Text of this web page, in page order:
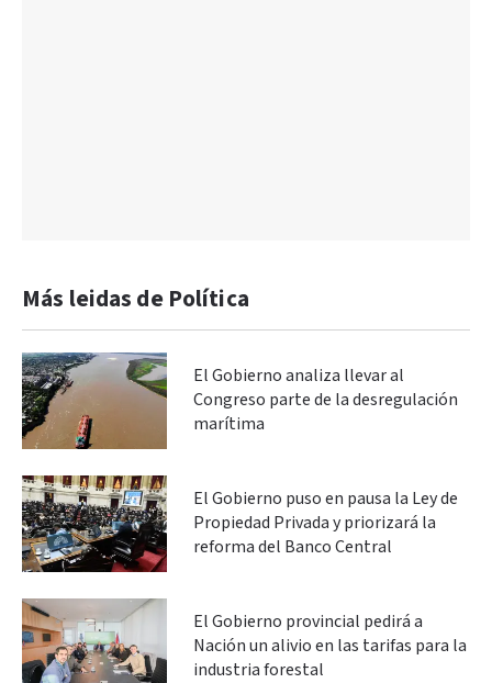
Más leidas de Política
El Gobierno analiza llevar al
Congreso parte de la desregulación
marítima
El Gobierno puso en pausa la Ley de
Propiedad Privada y priorizará la
reforma del Banco Central
El Gobierno provincial pedirá a
Nación un alivio en las tarifas para la
industria forestal